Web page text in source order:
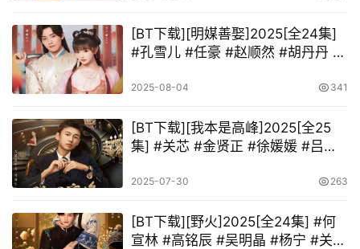
[BT下载][明媒善娶]2025[全24集]
#孔雪儿 #任豪 #赵顺然 #胡丹丹 #
2025-08-04 341
[BT下载][我本是高峰]2025[全25
集] #关芯 #金贤正 #徐媛媛 #吕晋
2025-07-30 263
[BT下载][野火]2025[全24集] #何
宣林 #高铭辰 #吴明晶 #杨宁 #关昱